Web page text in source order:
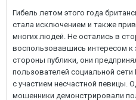
Гибель летом этого года
стала исключением и также
многих людей. Не остались в
воспользовавшись интересом к
стороны публики, они
пользователей социальной
с участием несчастной певицы.
мошенники демонстрировали